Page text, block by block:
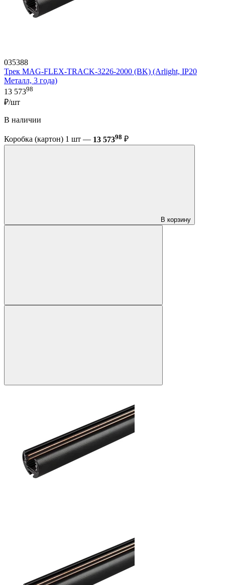
035388
Трек MAG-FLEX-TRACK-3226-2000 (BK) (Arlight, IP20
Металл, 3 года)
13 57398
₽/шт
В наличии
Коробка (картон) 1 шт — 13 57398 ₽
В корзину